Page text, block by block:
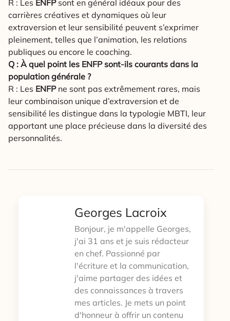
R : Les ENFPsont en général idéaux pour des
carrières créatives et dynamiques où leur
extraversion et leur sensibilité peuvent s’exprimer
pleinement, telles que l’animation, les relations
publiques ou encore le coaching.
Q : À quel point les ENFP sont-ils courants dans la
population générale ?
R : Les ENFPne sont pas extrêmement rares, mais
leur combinaison unique d’extraversion et de
sensibilité les distingue dans la typologie MBTI, leur
apportant une place précieuse dans la diversité des
personnalités.
Georges Lacroix
Bonjour, je m'appelle Georges,
j'ai 31 ans et je suis rédacteur
en chef. Passionné par
l'écriture et la communication,
j'aime partager des idées et
des connaissances à travers
mes articles. Je mets un point
d'honneur à offrir un contenu